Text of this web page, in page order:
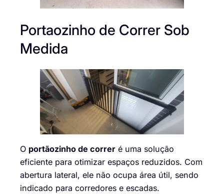
Portaozinho de Correr Sob
Medida
O portãozinho de correr é uma solução
eficiente para otimizar espaços reduzidos. Com
abertura lateral, ele não ocupa área útil, sendo
indicado para corredores e escadas.